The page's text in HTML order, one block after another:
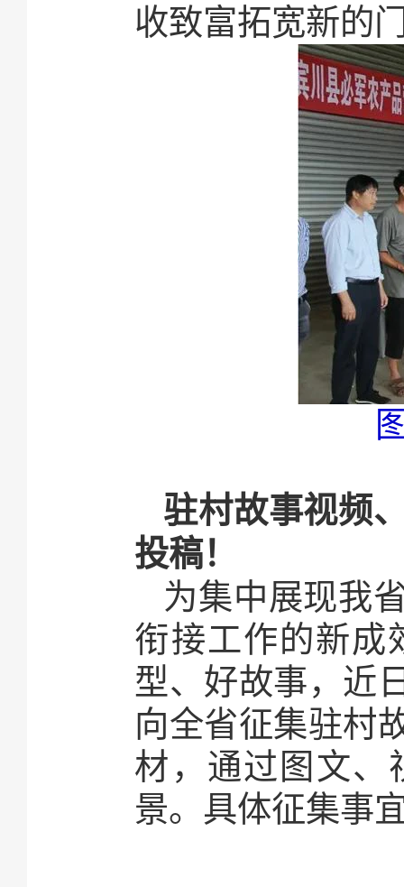
收致富拓宽新的
驻村故事视频
投稿！
为集中展现我
衔接工作的新成
型、好故事， 近
向全省征集驻村
材， 通过图文、
景。 具体征集事